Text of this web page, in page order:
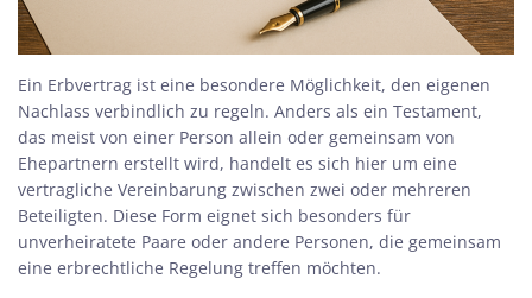
Ein Erbvertrag ist eine besondere Möglichkeit, den eigenen
Nachlass verbindlich zu regeln. Anders als ein Testament,
das meist von einer Person allein oder gemeinsam von
Ehepartnern erstellt wird, handelt es sich hier um eine
vertragliche Vereinbarung zwischen zwei oder mehreren
Beteiligten. Diese Form eignet sich besonders für
unverheiratete Paare oder andere Personen, die gemeinsam
eine erbrechtliche Regelung treffen möchten.